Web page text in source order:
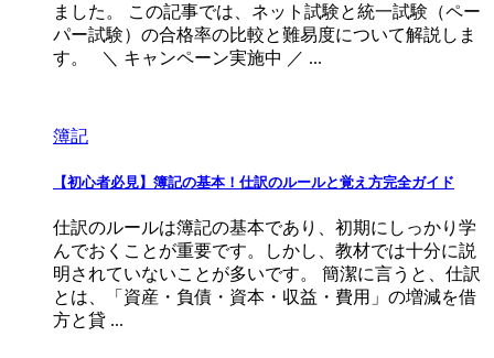
ました。 この記事では、ネット試験と統一試験（ペー
パー試験）の合格率の比較と難易度について解説しま
す。 ＼ キャンペーン実施中 ／ ...
簿記
【初心者必見】簿記の基本！仕訳のルールと覚え方完全ガイド
仕訳のルールは簿記の基本であり、初期にしっかり学
んでおくことが重要です。しかし、教材では十分に説
明されていないことが多いです。 簡潔に言うと、仕訳
とは、「資産・負債・資本・収益・費用」の増減を借
方と貸 ...